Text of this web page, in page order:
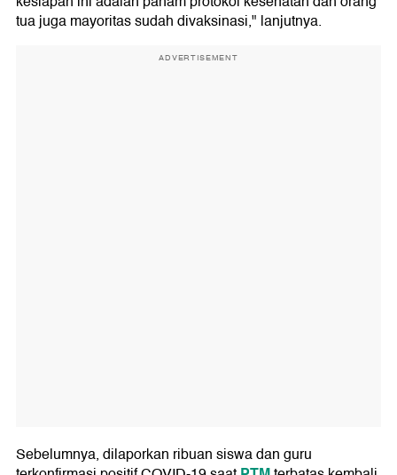
tua juga mayoritas sudah divaksinasi," lanjutnya.
ADVERTISEMENT
Sebelumnya, dilaporkan ribuan siswa dan guru